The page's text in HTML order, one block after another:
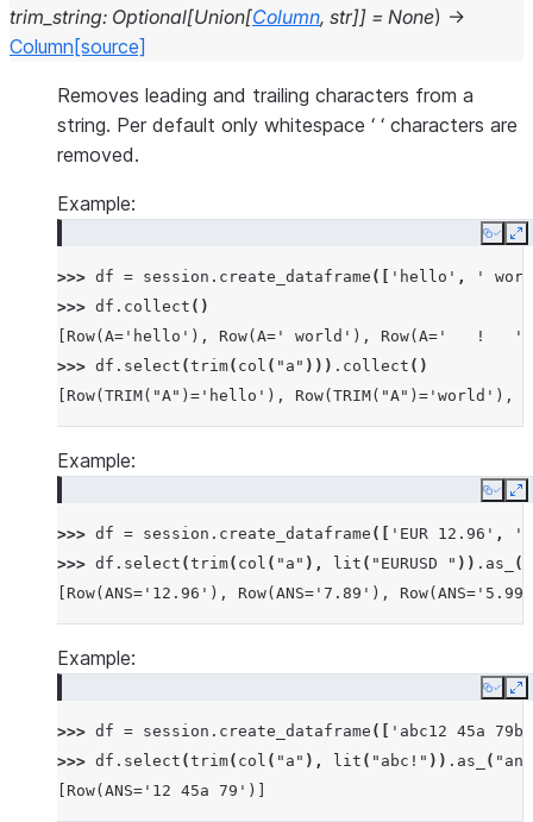
trim_string: Optional[Union[Column, str]] = None) →
Column [source]
Removes leading and trailing characters from a
string. Per default only whitespace ‘ ‘ characters are
removed.
Example:
Copy
>>> df = session . create_dataframe ([ 'hello' ,
'
>>> df . collect ()
[Row(A='hello'), Row(A=' world'), Row(A='   !
>>> df . select (trim( col ( "a" ))) . collect ()
[Row(TRIM("A")='hello'), Row(TRIM("A")='world'),
Example:
Copy
>>> df = session . create_dataframe ([ 'EUR 12.96' ,
>>> df . select (trim( col ( "a" ), lit ( "EURUSD " )) . as_ (
[Row(ANS='12.96'), Row(ANS='7.89'),
Example:
Copy
>>> df = session . create_dataframe ([
'abc12 45a
>>> df . select (trim( col ( "a" ), lit ( "abc!" )) . as_ (
[Row(ANS='12 45a 79')]